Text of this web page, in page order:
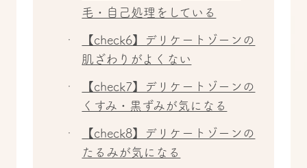
毛・自己処理をしている
【check6】デリケートゾーンの
肌ざわりがよくない
【check7】デリケートゾーンの
くすみ・黒ずみが気になる
【check8】デリケートゾーンの
たるみが気になる